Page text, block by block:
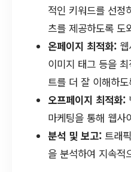
적인 키워드를 선정
츠를 제공하도록 도
온페이지 최적화:
이미지 태그 등을
트를 더 잘 이해하
오프페이지 최적화:
마케팅을 통해 웹사
분석 및 보고: 트래
을 분석하여 지속적